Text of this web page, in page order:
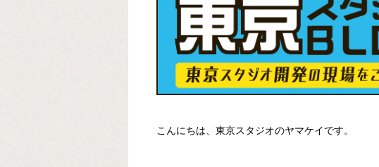
こんにちは、東京スタジオのヤマケイです。